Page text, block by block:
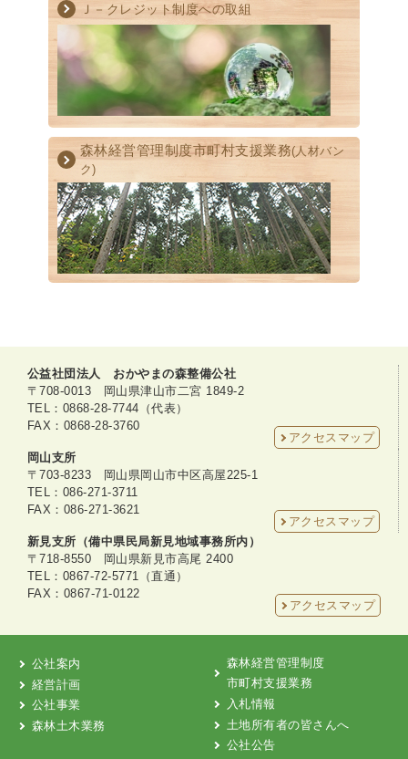
Ｊ－クレジット制度への取組
森林経営管理制度市町村支援業務(人材バン
ク)
公益社団法人 おかやまの森整備公社
〒708-0013 岡山県津山市二宮 1849-2
TEL：0868-28-7744（代表）
FAX：0868-28-3760
アクセスマップ
岡山支所
〒703-8233 岡山県岡山市中区高屋225-1
TEL：086-271-3711
FAX：086-271-3621
アクセスマップ
新見支所（備中県民局新見地域事務所内）
〒718-8550 岡山県新見市高尾 2400
TEL：0867-72-5771（直通）
FAX：0867-71-0122
アクセスマップ
公社案内
経営計画
公社事業
森林土木業務
森林経営管理制度
市町村支援業務
入札情報
土地所有者の皆さんへ
公社公告